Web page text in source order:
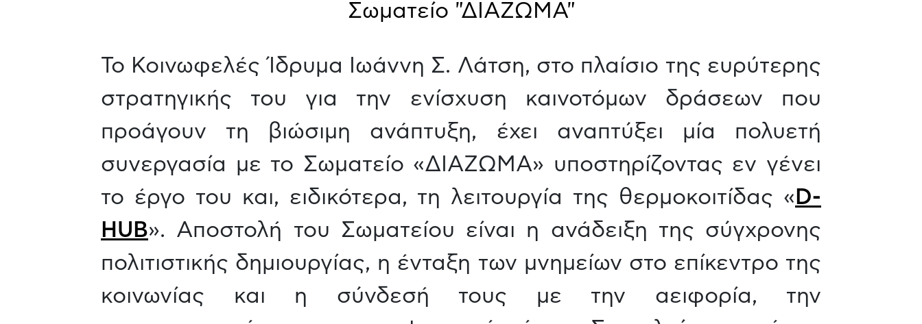
Σωματείο "ΔΙΑΖΩΜΑ"
Το Κοινωφελές Ίδρυμα Ιωάννη Σ. Λάτση, στο πλαίσιο της ευρύτερης
στρατηγικής του για την ενίσχυση καινοτόμων δράσεων που
προάγουν τη βιώσιμη ανάπτυξη, έχει αναπτύξει μία πολυετή
συνεργασία με το Σωματείο «ΔΙΑΖΩΜΑ» υποστηρίζοντας εν γένει
το έργο του και, ειδικότερα, τη λειτουργία της θερμοκοιτίδας « D-
HUB». Αποστολή του Σωματείου είναι η ανάδειξη της σύγχρονης
πολιτιστικής δημιουργίας, η ένταξη των μνημείων στο επίκεντρο της
κοινωνίας και η σύνδεσή τους με την αειφορία, την